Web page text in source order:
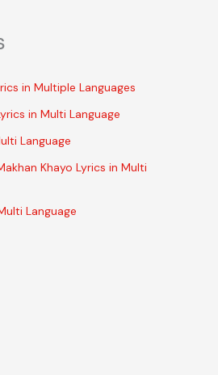
in Multiple Languages
in Multi Language
Language
Khayo Lyrics in Multi
Language